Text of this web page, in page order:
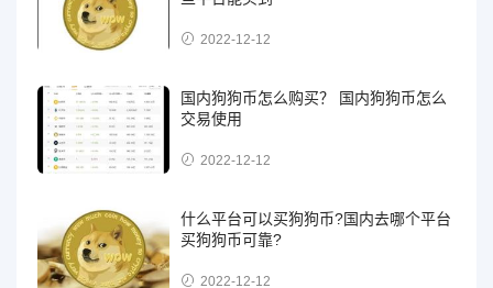
2022-12-12
国内狗狗币怎么购买？ 国内狗狗币怎么
交易使用
2022-12-12
什么平台可以买狗狗币?国内去哪个平台
买狗狗币可靠?
2022-12-12